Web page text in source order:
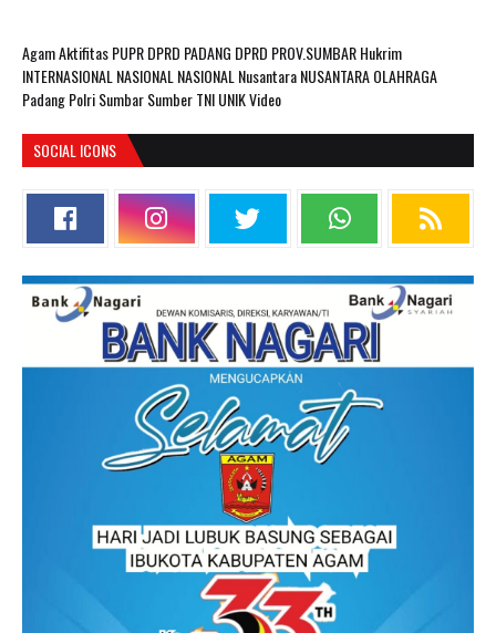
AgamAktifitas PUPRDPRD PADANG DPRD PROV.SUMBARHukrim
INTERNASIONAL NASIONAL NASIONAL NusantaraNUSANTARAOLAHRAGA
PadangPolriSumbarSumberTNIUNIKVideo
SOCIAL ICONS